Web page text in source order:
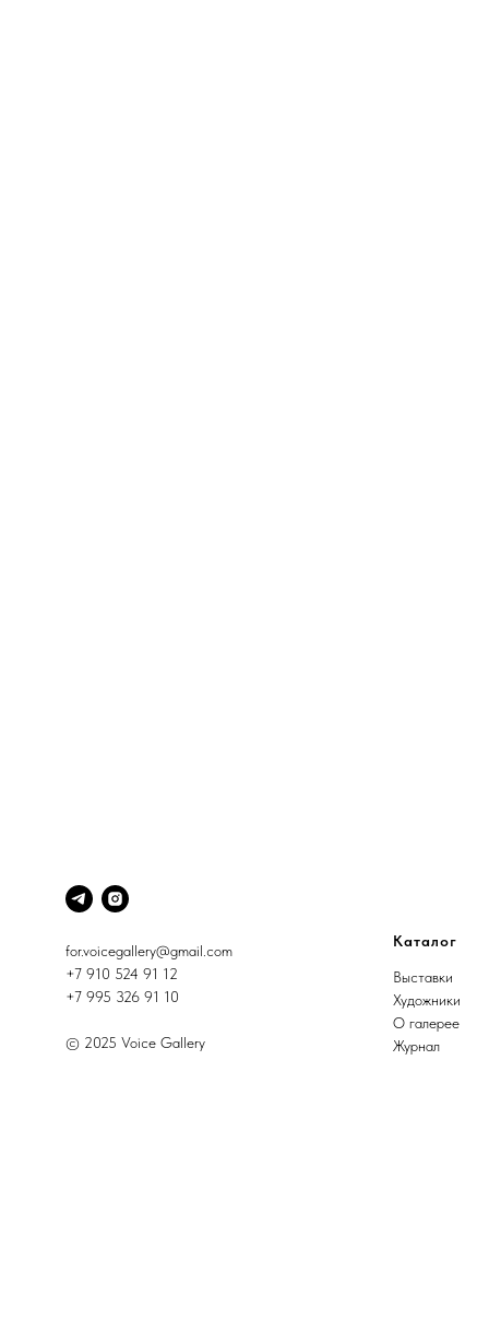
for.voicegallery@gmail.com
+7 910 524 91 12
+7 995 326 91 10
© 2025 Voice Gallery
Каталог
Выставки
Художники
О галерее
Журнал